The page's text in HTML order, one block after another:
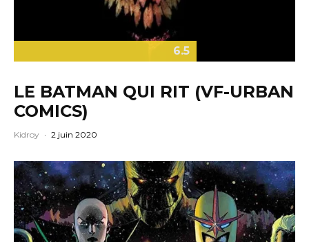
6.5
LE BATMAN QUI RIT (VF-URBAN
COMICS)
Kidroy · 2 juin 2020